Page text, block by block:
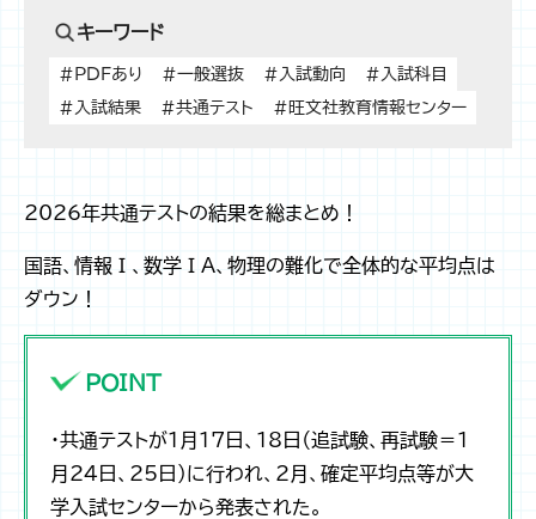
キーワード
#PDFあり #一般選抜 #入試動向
#入試科目
#入試結果
#共通テスト #旺文社教育情報センター
2026年共通テストの結果を総まとめ！
国語、情報Ⅰ、数学ⅠA、物理の難化で全体的な平均点は
ダウン！
POINT
・共通テストが1月17日、18日（追試験、再試験＝1
月24日、25日）に行われ、2月、確定平均点等が大
学入試センターから発表された。